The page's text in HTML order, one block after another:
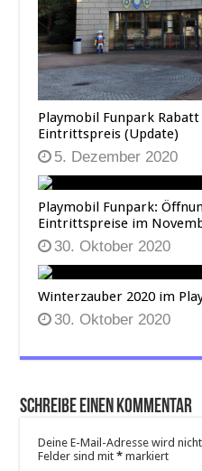
Playmobil Funpark
Eintrittspreis (Update)
5. Dezember 2020
Playmobil Funpark:
Eintrittspreise im
30. Oktober 2020
Winterzauber 2020 im
30. Oktober 2020
Schreibe einen Kommentar
Deine E-Mail-Adresse wird
Felder sind mit* markiert